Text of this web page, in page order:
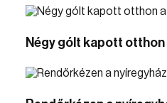
Négy gólt kapott otthon